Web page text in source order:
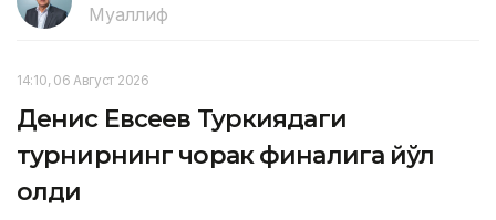
Муаллиф
14:10, 06 Август 2026
Денис Евсеев Туркиядаги
турнирнинг чорак финалига йўл
олди